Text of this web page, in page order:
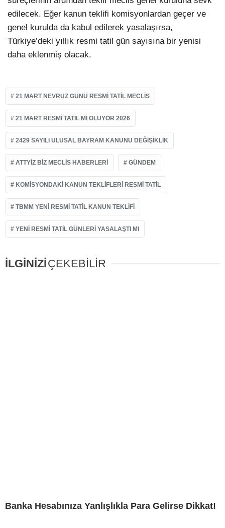
edilecek. Eğer kanun teklifi komisyonlardan geçer ve
genel kurulda da kabul edilerek yasalaşırsa,
Türkiye’deki yıllık resmi tatil gün sayısına bir yenisi
daha eklenmiş olacak.
21 MART NEVRUZ GÜNÜ RESMI TATIL MECLIS
21 MART RESMI TATIL MI OLUYOR 2026
2429 SAYILI ULUSAL BAYRAM KANUNU DEĞIŞIKLIK
ATTYIZ BIZ MECLIS HABERLERI GÜNDEM
KOMISYONDAKI KANUN TEKLIFLERI RESMI TATIL
TBMM YENI RESMI TATIL KANUN TEKLIFI
YENI RESMI TATIL GÜNLERI YASALAŞTI MI
İLGİNİZİÇEKEBİLİR
Banka Hesabınıza Yanlışlıkla Para Gelirse Dikkat!